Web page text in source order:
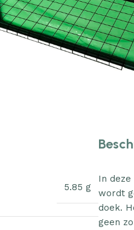
5.85 g
In
wordt
doek.
geen